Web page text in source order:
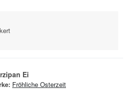
Ei
Fröhliche Osterzeit